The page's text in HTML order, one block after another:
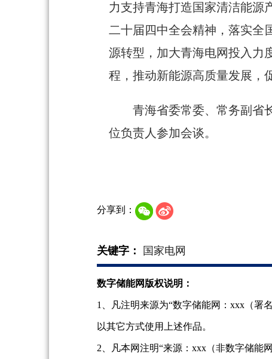
力支持青海打造国家清洁能源
二十届四中全会精神，落实全
源转型，加大青海电网投入力
程，推动新能源高质量发展，
青海省委常委、常务副省
位负责人参加会谈。
分享到：
关键字： 国家电网
数字储能网版权说明：
1、凡注明来源为“数字储能网：xxx（署
以其它方式使用上述作品。
2、凡本网注明“来源：xxx（非数字储能